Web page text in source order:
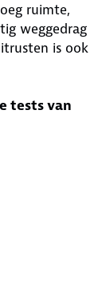
ruimte,
weggedrag
is ook
tests van